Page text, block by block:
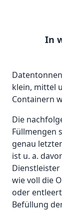
In
klein, mittel
Containern
Die
Füllmengen
genau
ist u. a.
Dienstleister
wie voll die
oder
Befüllung